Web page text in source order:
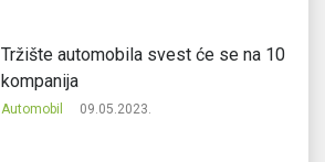
Tržište automobila svest će se na 10
kompanija
Automobil 09.05.2023.